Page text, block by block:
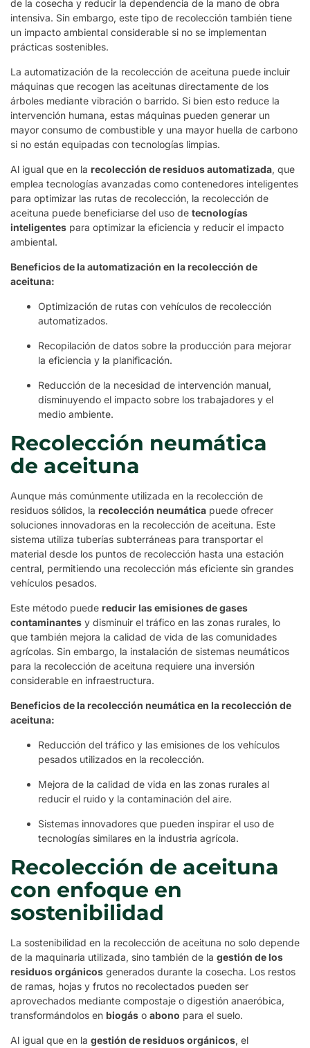
de la cosecha y reducir la dependencia de la mano de obra
intensiva. Sin embargo, este tipo de recolección también tiene
un impacto ambiental considerable si no se implementan
prácticas sostenibles.
La automatización de la recolección de aceituna puede incluir
máquinas que recogen las aceitunas directamente de los
árboles mediante vibración o barrido. Si bien esto reduce la
intervención humana, estas máquinas pueden generar un
mayor consumo de combustible y una mayor huella de carbono
si no están equipadas con tecnologías limpias.
Al igual que en la recolección de residuos automatizada, que
emplea tecnologías avanzadas como contenedores inteligentes
para optimizar las rutas de recolección, la recolección de
aceituna puede beneficiarse del uso de tecnologías
inteligentes para optimizar la eficiencia y reducir el impacto
ambiental.
Beneficios de la automatización en la recolección de
aceituna:
Optimización de rutas con vehículos de recolección
automatizados.
Recopilación de datos sobre la producción para mejorar
la eficiencia y la planificación.
Reducción de la necesidad de intervención manual,
disminuyendo el impacto sobre los trabajadores y el
medio ambiente.
Recolección neumática
de aceituna
Aunque más comúnmente utilizada en la recolección de
residuos sólidos, la recolección neumática puede ofrecer
soluciones innovadoras en la recolección de aceituna. Este
sistema utiliza tuberías subterráneas para transportar el
material desde los puntos de recolección hasta una estación
central, permitiendo una recolección más eficiente sin grandes
vehículos pesados.
Este método puede reducir las emisiones de gases
contaminantes y disminuir el tráfico en las zonas rurales, lo
que también mejora la calidad de vida de las comunidades
agrícolas. Sin embargo, la instalación de sistemas neumáticos
para la recolección de aceituna requiere una inversión
considerable en infraestructura.
Beneficios de la recolección neumática en la recolección de
aceituna:
Reducción del tráfico y las emisiones de los vehículos
pesados utilizados en la recolección.
Mejora de la calidad de vida en las zonas rurales al
reducir el ruido y la contaminación del aire.
Sistemas innovadores que pueden inspirar el uso de
tecnologías similares en la industria agrícola.
Recolección de aceituna
con enfoque en
sostenibilidad
La sostenibilidad en la recolección de aceituna no solo depende
de la maquinaria utilizada, sino también de la gestión de los
residuos orgánicos generados durante la cosecha. Los restos
de ramas, hojas y frutos no recolectados pueden ser
aprovechados mediante compostaje o digestión anaeróbica,
transformándolos en biogás o abono para el suelo.
Al igual que en la gestión de residuos orgánicos, el